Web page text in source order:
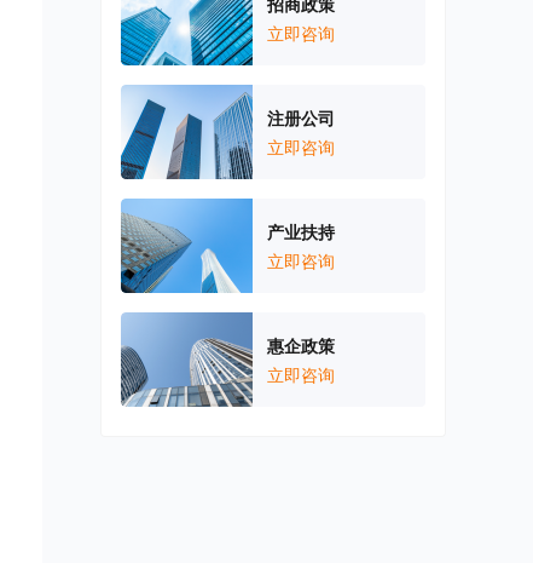
立即咨询
注册公司
立即咨询
产业扶持
立即咨询
惠企政策
立即咨询